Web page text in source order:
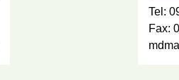
Tel:
Fax: